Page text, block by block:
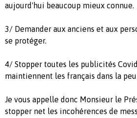
aujourd'hui beaucoup mieux connue.
3/ Demander aux anciens et aux
se protéger.
4/ Stopper toutes les publicités
maintiennent les français dans la
Je vous appelle donc Monsieur le
stopper net les incohérences de